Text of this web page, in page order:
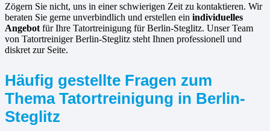
Zögern Sie nicht, uns in einer schwierigen Zeit zu kontaktieren. Wir
beraten Sie gerne unverbindlich und erstellen ein individuelles
Angebot für Ihre Tatortreinigung für Berlin-Steglitz. Unser Team
von Tatortreiniger Berlin-Steglitz steht Ihnen professionell und
diskret zur Seite.
Häufig gestellte Fragen zum
Thema Tatortreinigung in Berlin-
Steglitz